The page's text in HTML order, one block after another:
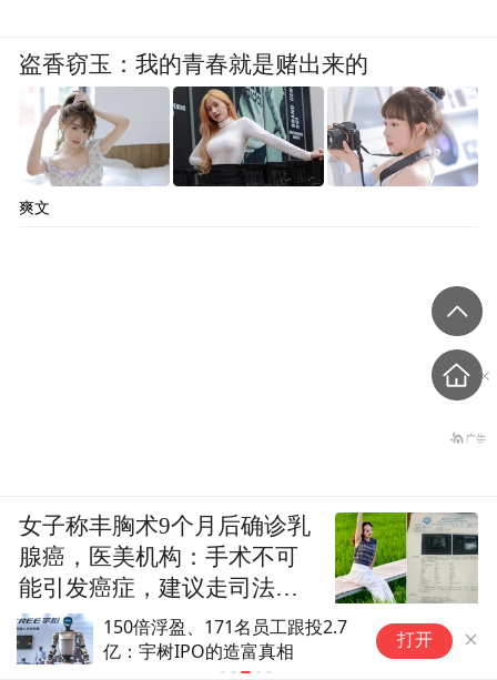
150倍浮盈、171名员工跟投2.7
亿：宇树IPO的造富真相
(7)
打开
盗香窃玉：我的青春就是赌出来的
爽文
女子称丰胸术9个月后确诊乳
腺癌，医美机构：手术不可
能引发癌症，建议走司法途
径